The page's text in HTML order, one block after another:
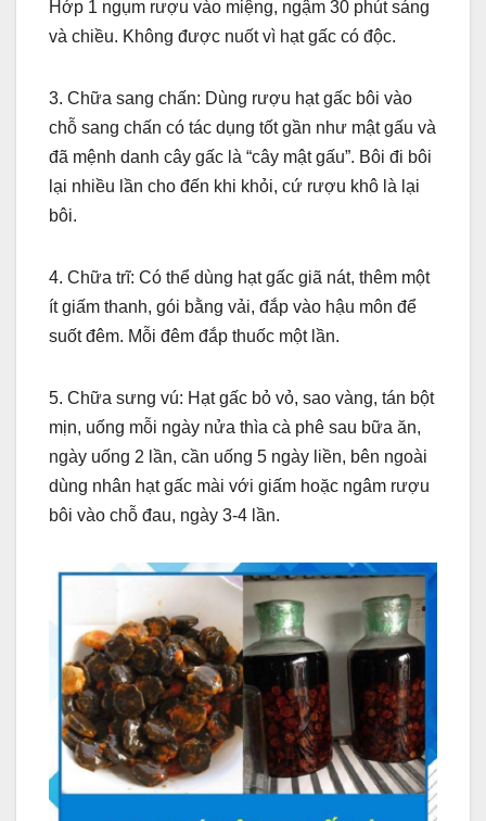
Hớp 1 ngụm rượu vào miệng, ngậm 30 phút sáng
và chiều. Không được nuốt vì hạt gấc có độc.
3. Chữa sang chấn: Dùng rượu hạt gấc bôi vào
chỗ sang chấn có tác dụng tốt gần như mật gấu và
đã mệnh danh cây gấc là “cây mật gấu”. Bôi đi bôi
lại nhiều lần cho đến khi khỏi, cứ rượu khô là lại
bôi.
4. Chữa trĩ: Có thể dùng hạt gấc giã nát, thêm một
ít giấm thanh, gói bằng vải, đắp vào hậu môn để
suốt đêm. Mỗi đêm đắp thuốc một lần.
5. Chữa sưng vú: Hạt gấc bỏ vỏ, sao vàng, tán bột
mịn, uống mỗi ngày nửa thìa cà phê sau bữa ăn,
ngày uống 2 lần, cần uống 5 ngày liền, bên ngoài
dùng nhân hạt gấc mài với giấm hoặc ngâm rượu
bôi vào chỗ đau, ngày 3-4 lần.